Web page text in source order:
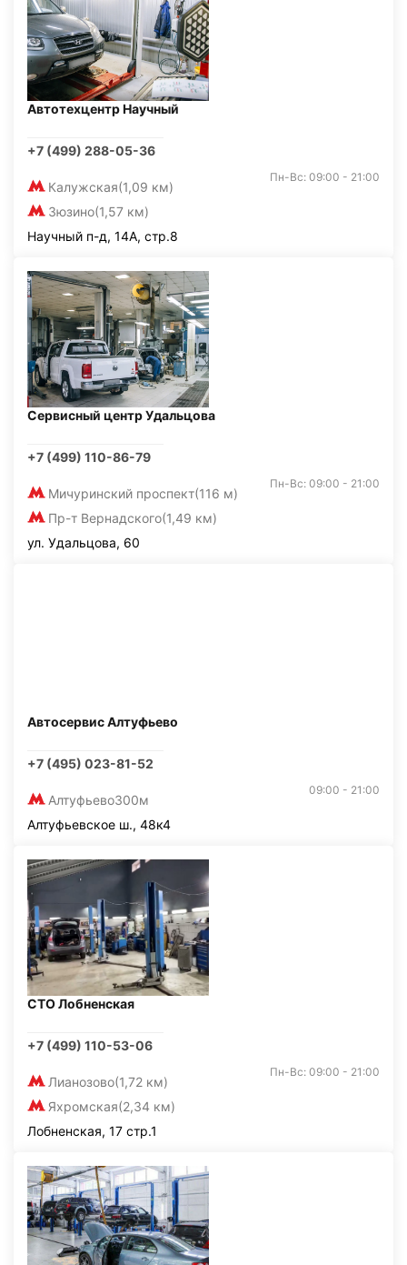
Автотехцентр Научный
+7 (499) 288-05-36
Калужская(1,09 км)
Зюзино(1,57 км)
Пн-Вс: 09:00 - 21:00
Научный п-д, 14А, стр.8
Сервисный центр Удальцова
+7 (499) 110-86-79
Мичуринский проспект(116 м)
Пр-т Вернадского(1,49 км)
Пн-Вс: 09:00 - 21:00
ул. Удальцова, 60
Автосервис Алтуфьево
+7 (495) 023-81-52
Алтуфьево300м
09:00 - 21:00
Алтуфьевское ш., 48к4
СТО Лобненская
+7 (499) 110-53-06
Лианозово(1,72 км)
Яхромская(2,34 км)
Пн-Вс: 09:00 - 21:00
Лобненская, 17 стр.1